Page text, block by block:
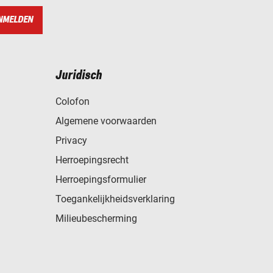
Juridisch
Colofon
Algemene voorwaarden
Privacy
Herroepingsrecht
Herroepingsformulier
Toegankelijkheidsverklaring
Milieubescherming